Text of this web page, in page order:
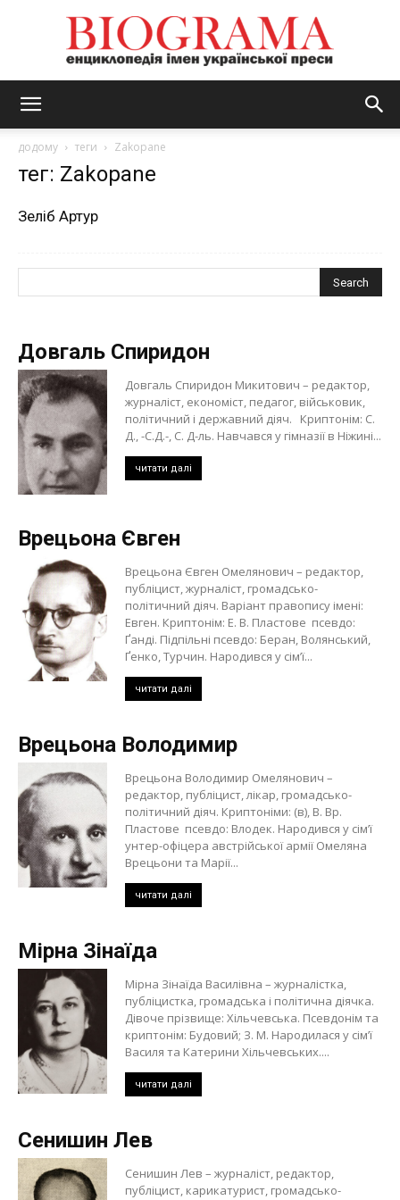
додому теги Zakopane
тег: Zakopane
Зеліб Артур
Довгаль Спиридон
Довгаль Спиридон Микитович – редактор,
журналіст, економіст, педагог, військовик,
політичний і державний діяч. Криптонім: С.
Д., -С.Д.-, С. Д-ль. Навчався у гімназії в Ніжині...
читати далі
Врецьона Євген
Врецьона Євген Омелянович – редактор,
публіцист, журналіст, громадсько-
політичний діяч. Варіант правопису імені:
Евген. Криптонім: Е. В. Пластове псевдо:
Ґанді. Підпільні псевдо: Беран, Волянський,
Ґенко, Турчин. Народився у сім’ї...
читати далі
Врецьона Володимир
Врецьона Володимир Омелянович –
редактор, публіцист, лікар, громадсько-
політичний діяч. Криптоніми: (в), В. Вр.
Пластове псевдо: Влодек. Народився у сім’ї
унтер-офіцера австрійської армії Омеляна
Врецьони та Марії...
читати далі
Мірна Зінаїда
Мірна Зінаїда Василівна – журналістка,
публіцистка, громадська і політична діячка.
Дівоче прізвище: Хільчевська. Псевдонім та
криптонім: Будовий; З. М. Народилася у сім’ї
Василя та Катерини Хільчевських....
читати далі
Сенишин Лев
Сенишин Лев – журналіст, редактор,
публіцист, карикатурист, громадсько-